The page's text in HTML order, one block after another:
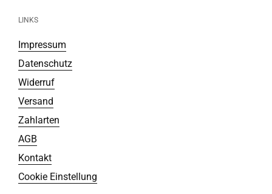
LINKS
Impressum
Datenschutz
Widerruf
Versand
Zahlarten
AGB
Kontakt
Cookie Einstellung